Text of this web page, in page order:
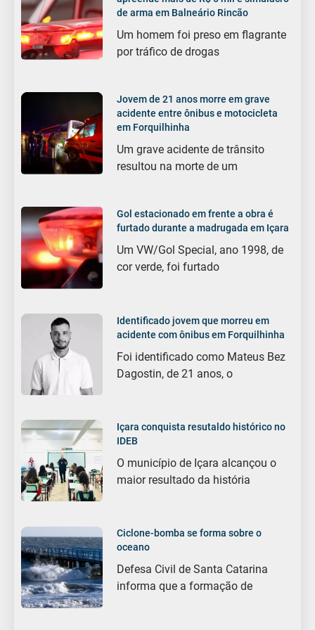
de arma em Balneário Rincão
Um homem foi preso em flagrante
por tráfico de drogas
Jovem de 21 anos morre em grave
acidente entre ônibus e motocicleta
em Forquilhinha
Um grave acidente de trânsito
resultou na morte de um
Gol estacionado em frente a obra é
furtado durante a madrugada em Içara
Um VW/Gol Special, ano 1998, de
cor verde, foi furtado
Identificado jovem que morreu em
acidente com ônibus em Forquilhinha
Foi identificado como Mateus Bez
Dagostin, de 21 anos, o
Içara conquista resutaldo histórico no
IDEB
O município de Içara alcançou o
maior resultado da história
Ciclone-bomba se forma sobre o
oceano
Defesa Civil de Santa Catarina
informa que a formação de